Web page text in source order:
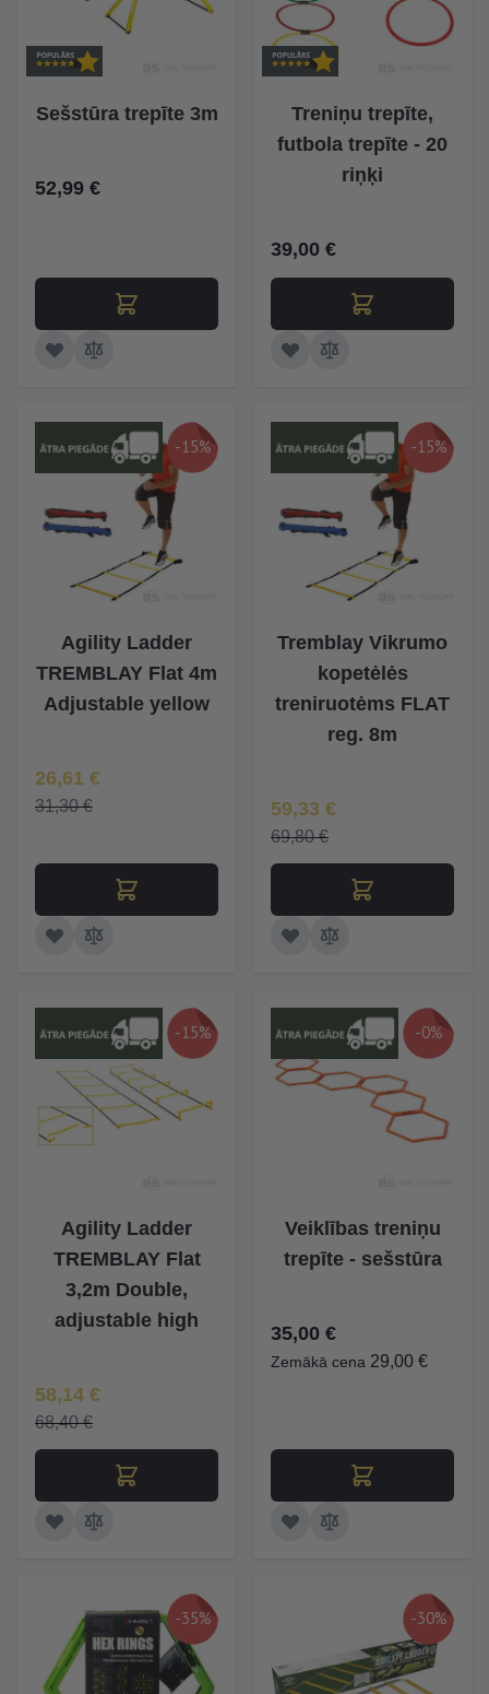
Sešstūra trepīte 3m
52,99 €
Treniņu trepīte,
futbola trepīte - 20
riņķi
39,00 €
-15%
Agility Ladder
TREMBLAY Flat 4m
Adjustable yellow
Īpaša Cena
26,61 €
31,30 €
-15%
Tremblay Vikrumo
kopetėlės
treniruotėms FLAT
reg. 8m
Īpaša Cena
59,33 €
69,80 €
-15%
Agility Ladder
TREMBLAY Flat
3,2m Double,
adjustable high
Īpaša Cena
58,14 €
68,40 €
-0%
Veiklības treniņu
trepīte - sešstūra
35,00 €
Zemākā cena 29,00 €
-35% -30%